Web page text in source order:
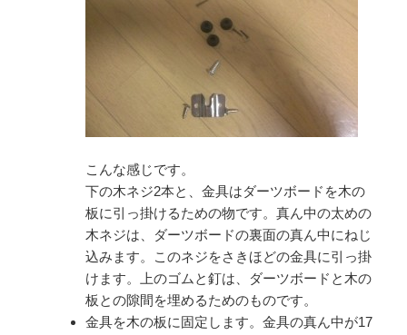
こんな感じです。
下の木ネジ2本と、金具はダーツボードを木の
板に引っ掛けるための物です。真ん中の太めの
木ネジは、ダーツボードの裏面の真ん中にねじ
込みます。このネジをさきほどの金具に引っ掛
けます。上のゴムと釘は、ダーツボードと木の
板との隙間を埋めるためのものです。
金具を木の板に固定します。金具の真ん中が17